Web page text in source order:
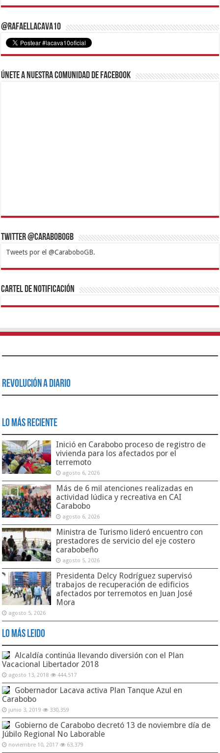
@RafaelLacava10
Únete a nuestra comunidad de Facebook
Twitter @CaraboboGB
Tweets por el @CaraboboGB.
1xbetBetturkeyBetistKralbetSupertotobetTipobetMatadorbetMariobet
https://mvbcasino.com/
Cartel de Notificación
Revolución a Diario
Lo Más Reciente
Inició en Carabobo proceso de registro de
vivienda para los afectados por el
terremoto
agosto 6, 2026
Más de 6 mil atenciones realizadas en
actividad lúdica y recreativa en CAI
Carabobo
agosto 6, 2026
Ministra de Turismo lideró encuentro con
prestadores de servicio del eje costero
carabobeño
agosto 5, 2026
Presidenta Delcy Rodríguez supervisó
trabajos de recuperación de edificios
afectados por terremotos en Juan José
Mora
agosto 5, 2026
Lo Más Leido
Alcaldía continúa llevando diversión con el Plan
Vacacional Libertador 2018
agosto 13, 2018 444,517
Gobernador Lacava activa Plan Tanque Azul en
Carabobo
junio 3, 2019 330,359
Gobierno de Carabobo decretó 13 de noviembre día de
Júbilo Regional No Laborable
noviembre 10, 2017 63,379